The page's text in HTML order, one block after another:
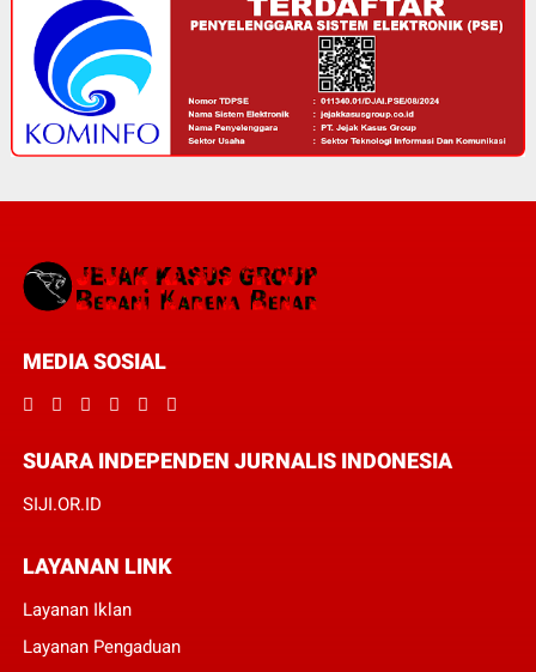
MEDIA SOSIAL
SUARA INDEPENDEN JURNALIS INDONESIA
SIJI.OR.ID
LAYANAN LINK
Layanan Iklan
Layanan Pengaduan